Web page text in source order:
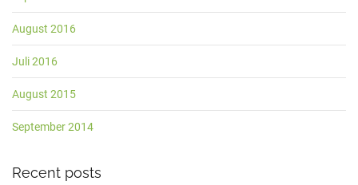
August 2016
Juli 2016
August 2015
September 2014
Recent posts